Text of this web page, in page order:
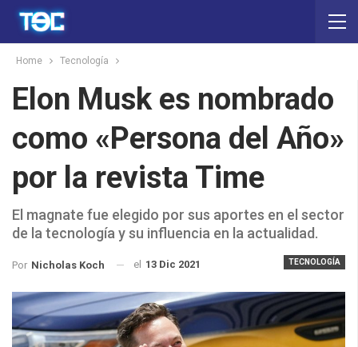
Home Tecnología
Elon Musk es nombrado
como «Persona del Año»
por la revista Time
El magnate fue elegido por sus aportes en el sector
de la tecnología y su influencia en la actualidad.
TECNOLOGÍA
Por Nicholas Koch el 13 Dic 2021